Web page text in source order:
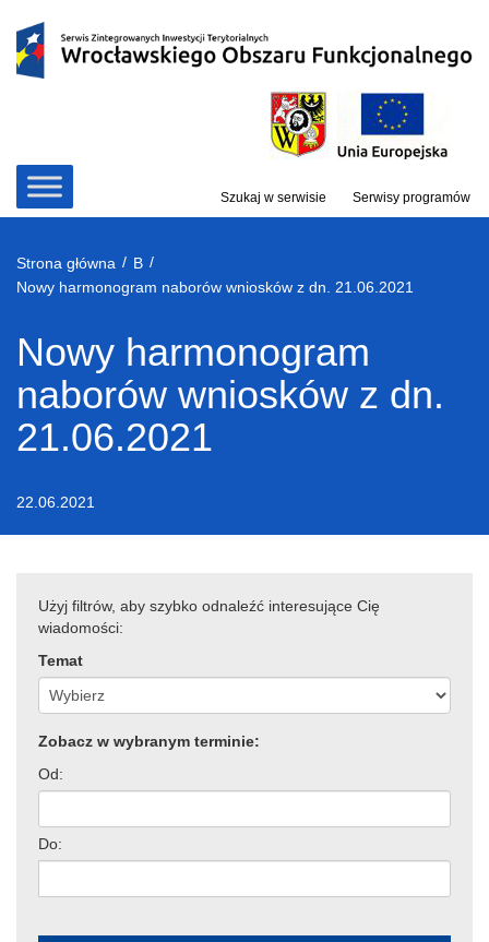
treści
Szukaj w serwisie Serwisy programów
Strona główna / B /
Nowy harmonogram naborów wniosków z dn. 21.06.2021
Nowy harmonogram
naborów wniosków z dn.
21.06.2021
22.06.2021
Użyj filtrów, aby szybko odnaleźć interesujące Cię
wiadomości:
Temat
Zobacz w wybranym terminie:
Od:
Do: